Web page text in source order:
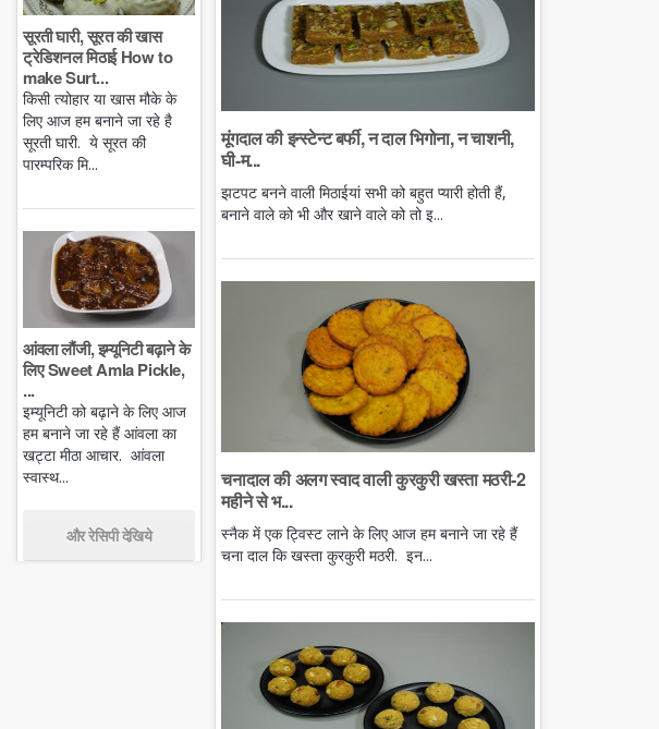
सूरती घारी, सूरत की खास
ट्रेडिशनल मिठाई How to
make Surt...
किसी त्योहार या खास मौके के
लिए आज हम बनाने जा रहे है
सूरती घारी. ये सूरत की
पारम्परिक मि...
आंवला लौंजी, इम्यूनिटी बढ़ाने के
लिए Sweet Amla Pickle,
...
इम्यूनिटी को बढ़ाने के लिए आज
हम बनाने जा रहे हैं आंवला का
खट्टा मीठा आचार. आंवला
स्वास्थ...
और रेसिपी देखिये
मूंगदाल की इन्स्टेन्ट बर्फी, न दाल भिगोना, न चाशनी,
घी-म...
झटपट बनने वाली मिठाईयां सभी को बहुत प्यारी होती हैं,
बनाने वाले को भी और खाने वाले को तो इ...
चनादाल की अलग स्वाद वाली कुरकुरी खस्ता मठरी-2
महीने से भ...
स्नैक में एक ट्विस्ट लाने के लिए आज हम बनाने जा रहे हैं
चना दाल कि खस्ता कुरकुरी मठरी. इन...